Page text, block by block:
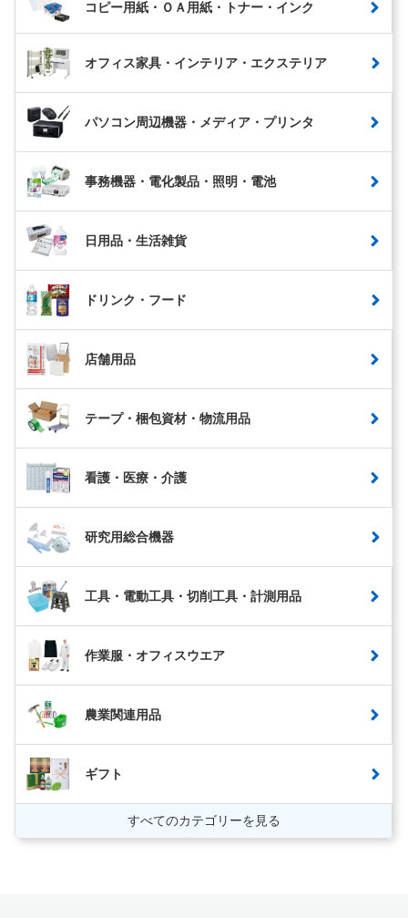
コピー用紙・ＯＡ用紙・トナー・インク
オフィス家具・インテリア・エクステリア
パソコン周辺機器・メディア・プリンタ
事務機器・電化製品・照明・電池
日用品・生活雑貨
ドリンク・フード
店舗用品
テープ・梱包資材・物流用品
看護・医療・介護
研究用総合機器
工具・電動工具・切削工具・計測用品
作業服・オフィスウエア
農業関連用品
ギフト
すべてのカテゴリーを見る